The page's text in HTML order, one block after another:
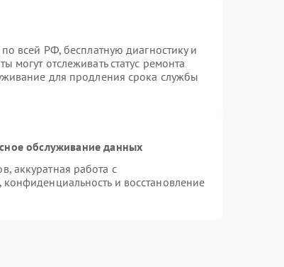
всей РФ, бесплатную диагностику и
могут отслеживать статус ремонта
для продления срока службы
обслуживание данных
аккуратная работа с
и восстановление